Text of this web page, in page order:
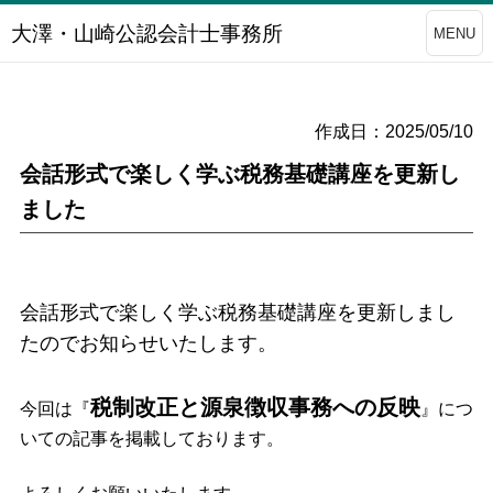
大澤・山崎公認会計士事務所 MENU
作成日：2025/05/10
会話形式で楽しく学ぶ税務基礎講座を更新し
ました
会話形式で楽しく学ぶ税務基礎講座を更新しまし
たのでお知らせいたします。
今回は『税制改正と源泉徴収事務への反映 』につ
いての記事を掲載しております。